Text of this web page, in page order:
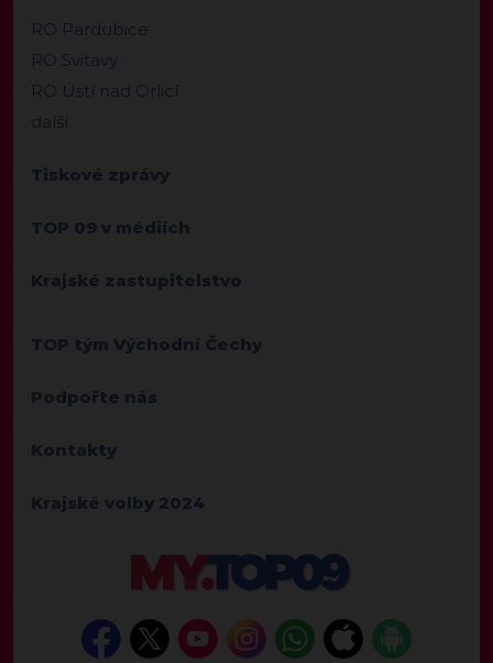
RO Pardubice
RO Svitavy
RO Ústí nad Orlicí
další
Tiskové zprávy
TOP 09 v médiích
Krajské zastupitelstvo
TOP tým Východní Čechy
Podpořte nás
Kontakty
Krajské volby 2024